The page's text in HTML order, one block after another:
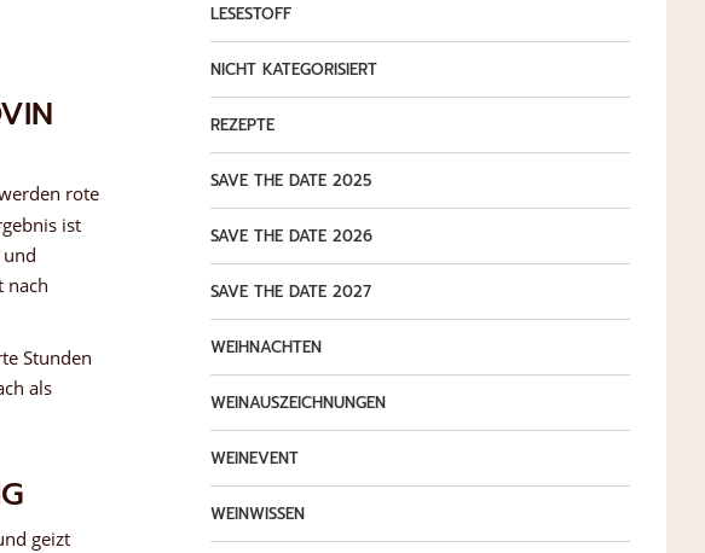
rote
ist
nach
Stunden
als
geizt
LESESTOFF
NICHT KATEGORISIERT
REZEPTE
SAVE THE DATE 2025
SAVE THE DATE 2026
SAVE THE DATE 2027
WEIHNACHTEN
WEINAUSZEICHNUNGEN
WEINEVENT
WEINWISSEN